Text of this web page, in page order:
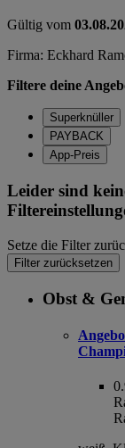
Gültig vom
Firma: Eckhard
Filtere deine
Superknüller
PAYBACK
App-Preis
Leider sind
Setze die Filter
Filter zurücksetzen
Obst &